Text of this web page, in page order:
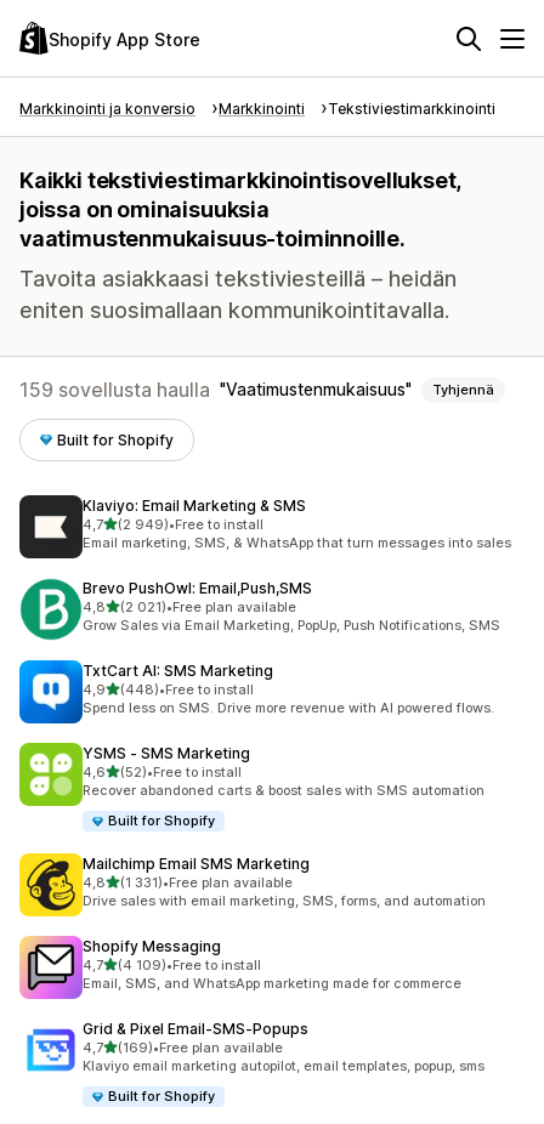
Shopify App Store
Markkinointi ja konversio Markkinointi Tekstiviestimarkkinointi
Kaikki tekstiviestimarkkinointisovellukset,
joissa on ominaisuuksia
vaatimustenmukaisuus-toiminnoille.
Tavoita asiakkaasi tekstiviesteillä – heidän
eniten suosimallaan kommunikointitavalla.
159 sovellusta haulla Vaatimustenmukaisuus Tyhjennä
Built for Shopify
Klaviyo: Email Marketing & SMS
4,7/ 5 tähteä
(2 949)
2949 arvostelua yhteensä
•Free to install
Email marketing, SMS, & WhatsApp that turn messages into sales
Brevo PushOwl: Email,Push,SMS
4,8/ 5 tähteä
(2 021)
2021 arvostelua yhteensä
•Free plan available
Grow Sales via Email Marketing, PopUp, Push Notifications, SMS
TxtCart AI: SMS Marketing
4,9/ 5 tähteä
(448)
448 arvostelua yhteensä
•Free to install
Spend less on SMS. Drive more revenue with AI powered flows.
YSMS ‑ SMS Marketing
4,6/ 5 tähteä
(52)
52 arvostelua yhteensä
•Free to install
Recover abandoned carts & boost sales with SMS automation
Built for Shopify
Mailchimp Email SMS Marketing
4,8/ 5 tähteä
(1 331)
1331 arvostelua yhteensä
•Free plan available
Drive sales with email marketing, SMS, forms, and automation
Shopify Messaging
4,7/ 5 tähteä
(4 109)
4109 arvostelua yhteensä
•Free to install
Email, SMS, and WhatsApp marketing made for commerce
Grid & Pixel Email‑SMS‑Popups
4,7/ 5 tähteä
(169)
169 arvostelua yhteensä
•Free plan available
Klaviyo email marketing autopilot, email templates, popup, sms
Built for Shopify